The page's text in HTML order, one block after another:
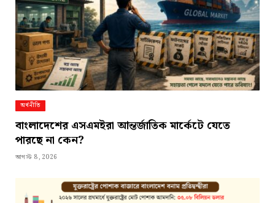
অর্থনীতি
বাংলাদেশের এসএমইরা আন্তর্জাতিক মার্কেটে যেতে
পারছে না কেন?
আগস্ট 8, 2026